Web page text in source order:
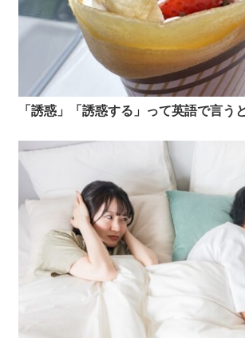
「誘惑」「誘惑する」って英語で言う